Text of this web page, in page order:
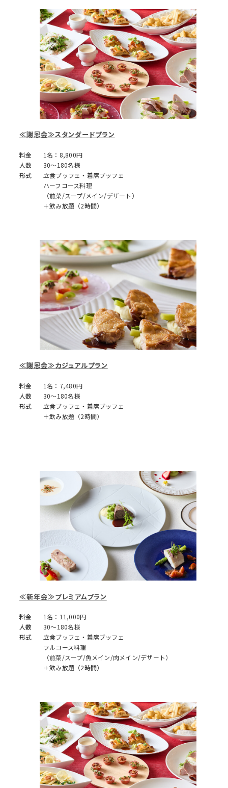
≪謝恩会≫スタンダードプラン
料金
1名：8,800円
人数
30～180名様
形式
立食ブッフェ・着席ブッフェ
ハーフコース料理
（前菜/スープ/メイン/デザート）
＋飲み放題（2時間）
≪謝恩会≫カジュアルプラン
料金
1名：7,480円
人数
30～180名様
形式
立食ブッフェ・着席ブッフェ
＋飲み放題（2時間）
≪新年会≫プレミアムプラン
料金
1名：11,000円
人数
30～180名様
形式
立食ブッフェ・着席ブッフェ
フルコース料理
（前菜/スープ/魚メイン/肉メイン/デザート）
＋飲み放題（2時間）